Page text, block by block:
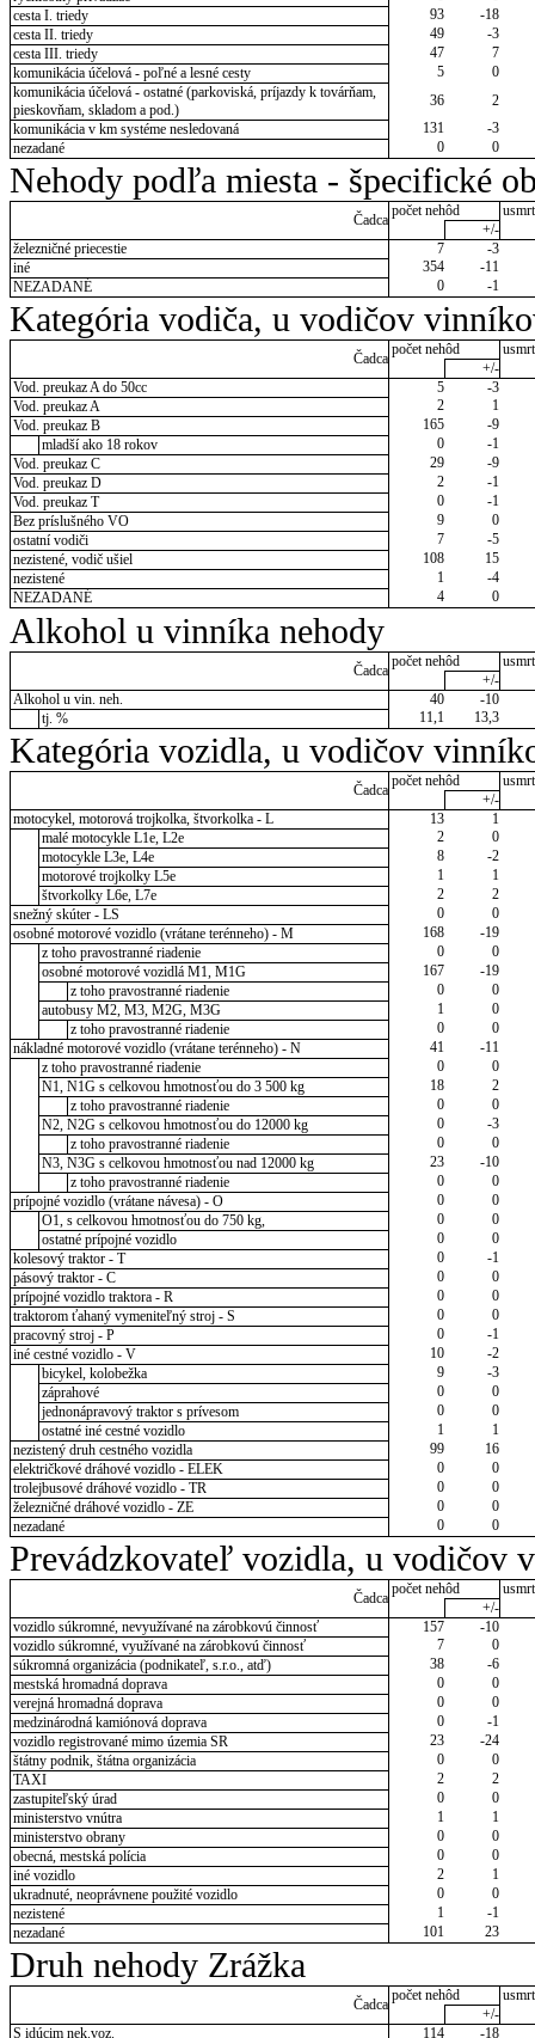
cesta I. triedy
93
-18
cesta II. triedy
49
-3
cesta III. triedy
47
7
komunikácia účelová - poľné a lesné cesty
5
0
komunikácia účelová - ostatné (parkoviská, príjazdy k továrňam,
pieskovňam, skladom a pod.)
36
2
komunikácia v km systéme nesledovaná
131
-3
nezadané
0 0
Nehody podľa miesta - špecifické
Čadca
počet nehôd
+/-
železničné priecestie
7
-3
iné
354
-11
NEZADANÉ
0 -1
Kategória vodiča, u vodičov
Čadca
počet nehôd
+/-
Vod. preukaz A do 50cc
5
-3
Vod. preukaz A
2
1
Vod. preukaz B
165
-9
mladší ako 18 rokov
0
-1
Vod. preukaz C
29
-9
Vod. preukaz D
2
-1
Vod. preukaz T
0
-1
Bez príslušného VO
9
0
ostatní vodiči
7
-5
nezistené, vodič ušiel
108
15
nezistené
1
-4
NEZADANÉ
4 0
Alkohol u vinníka nehody
Čadca
počet nehôd
+/-
Alkohol u vin. neh.
40
-10
tj. %
11,1 13,3
Kategória vozidla, u vodičov
Čadca
počet nehôd
+/-
motocykel, motorová trojkolka, štvorkolka - L
13
1
malé motocykle L1e, L2e
2
0
motocykle L3e, L4e
8
-2
motorové trojkolky L5e
1
1
štvorkolky L6e, L7e
2
2
snežný skúter - LS
0
0
osobné motorové vozidlo (vrátane terénneho) - M
168
-19
z toho pravostranné riadenie
0
0
osobné motorové vozidlá M1, M1G
167
-19
z toho pravostranné riadenie
0
0
autobusy M2, M3, M2G, M3G
1
0
z toho pravostranné riadenie
0
0
nákladné motorové vozidlo (vrátane terénneho) - N
41
-11
z toho pravostranné riadenie
0
0
N1, N1G s celkovou hmotnosťou do 3 500 kg
18
2
z toho pravostranné riadenie
0
0
N2, N2G s celkovou hmotnosťou do 12000 kg
0
-3
z toho pravostranné riadenie
0
0
N3, N3G s celkovou hmotnosťou nad 12000 kg
23
-10
z toho pravostranné riadenie
0
0
prípojné vozidlo (vrátane návesa) - O
0
0
O1, s celkovou hmotnosťou do 750 kg,
0
0
ostatné prípojné vozidlo
0
0
kolesový traktor - T
0
-1
pásový traktor - C
0
0
prípojné vozidlo traktora - R
0
0
traktorom ťahaný vymeniteľný stroj - S
0
0
pracovný stroj - P
0
-1
iné cestné vozidlo - V
10
-2
bicykel, kolobežka
9
-3
záprahové
0
0
jednonápravový traktor s prívesom
0
0
ostatné iné cestné vozidlo
1
1
nezistený druh cestného vozidla
99
16
električkové dráhové vozidlo - ELEK
0
0
trolejbusové dráhové vozidlo - TR
0
0
železničné dráhové vozidlo - ZE
0
0
nezadané
0 0
Prevádzkovateľ vozidla, u vodičov
Čadca
počet nehôd
+/-
vozidlo súkromné, nevyužívané na zárobkovú činnosť
157
-10
vozidlo súkromné, využívané na zárobkovú činnosť
7
0
súkromná organizácia (podnikateľ, s.r.o., atď)
38
-6
mestská hromadná doprava
0
0
verejná hromadná doprava
0
0
medzinárodná kamiónová doprava
0
-1
vozidlo registrované mimo územia SR
23
-24
štátny podnik, štátna organizácia
0
0
TAXI
2
2
zastupiteľský úrad
0
0
ministerstvo vnútra
1
1
ministerstvo obrany
0
0
obecná, mestská polícia
0
0
iné vozidlo
2
1
ukradnuté, neoprávnene použité vozidlo
0
0
nezistené
1
-1
nezadané
101 23
Druh nehody Zrážka
Čadca
počet nehôd
+/-
S idúcim nek.voz.
114 -18